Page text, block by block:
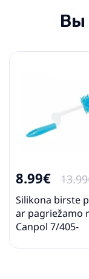
Вы
8.99€
Silikona birste
ar pagriežamo
Сanpol 7/405-